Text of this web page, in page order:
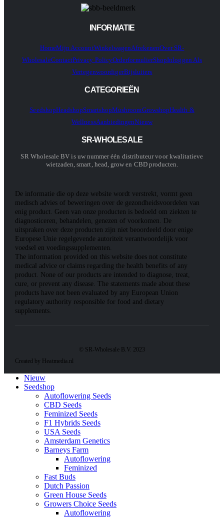
INFORMATIE
HomeMijn AccountWinkelwagenAfrekenenOver SR-
WholesaleContactPrivacy PolicyOrderformulierShopInloggen Als
VertegenwoordigerBijsluiters
CATEGORIEËN
SeedshopHeadshopSmartshopMushroomGrowshopHealth &
WellnessAanbiedingenNieuw
SR-WHOLESALE
SR Wholesale BV is uw nummer één distributeur voor kwalitatieve
wietzaden, smart, head, grow en CBD producten.
De informatie die op deze website wordt verstrekt, vormt geen
medisch advies of beweringen over de gezondheidsvoordelen van
enig product. Geen van onze producten is bedoeld om ziekten te
diagnosticeren, behandelen, genezen of voorkomen. De
uitspraken over deze producten zijn niet beoordeeld door enige
Europese Unie regelgevende autoriteit verantwoordelijk voor
voedsel en voedingssupplementen.
The information provided on this website does not constitute
medical advice or claims regarding the health benefits of any
product. None of our products are intended to diagnose, treat,
cure, or prevent any disease. The statements made about these
products have not been evaluated by any European Union
regulatory authority responsible for food and dietary
supplements.
© SR-Wholesale B.V. 2023
Created by Heatmedia.nl
Nieuw
Seedshop
Autoflowering Seeds
CBD Seeds
Feminized Seeds
F1 Hybrids Seeds
USA Seeds
Amsterdam Genetics
Barneys Farm
Autoflowering
Feminized
Fast Buds
Dutch Passion
Green House Seeds
Growers Choice Seeds
Autoflowering